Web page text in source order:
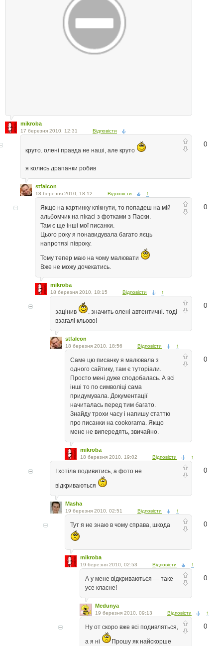
mikroba
17 березня 2010, 12:31 Відповісти
0
круто. олені правда не наші, але круто
я колись драпанки робив
stfalcon
18 березня 2010, 18:12 Відповісти ↑
0
Якщо на картинку клікнути, то попадеш на мій
альбомчик на пікасі з фотками з Паски.
Там є ще інші мої писанки.
Цього року я понавидувала багато яєць
напротязі півроку.
Тому тепер маю на чому малювати
Вже не можу дочекатись.
mikroba
18 березня 2010, 18:15 Відповісти ↑
0
зацінив
. значить олені автентичні. тоді
взагалі кльово!
stfalcon
18 березня 2010, 18:56 Відповісти ↑
0
Саме цю писанку я малювала з
одного сайтику, там є туторіали.
Просто мені дуже сподобалась. А всі
інші то по символіці сама
придумувала. Документації
начиталась перед тим багато.
Знайду трохи часу і напишу статтю
про писанки на cookorama. Якщо
мене не випередять, звичайно.
mikroba
18 березня 2010, 19:02 Відповісти ↑
0
І хотіла подивитись, а фото не
відкриваються
Masha
19 березня 2010, 02:51 Відповісти ↑
0
Тут я не знаю в чому справа, шкода
mikroba
19 березня 2010, 02:53 Відповісти ↑
0
А у мене відкриваються — таке
усе класне!
Medunya
19 березня 2010, 09:13 Відповісти ↑
0
Ну от скоро вже всі подивляться,
а я ні
Прошу як найскорше